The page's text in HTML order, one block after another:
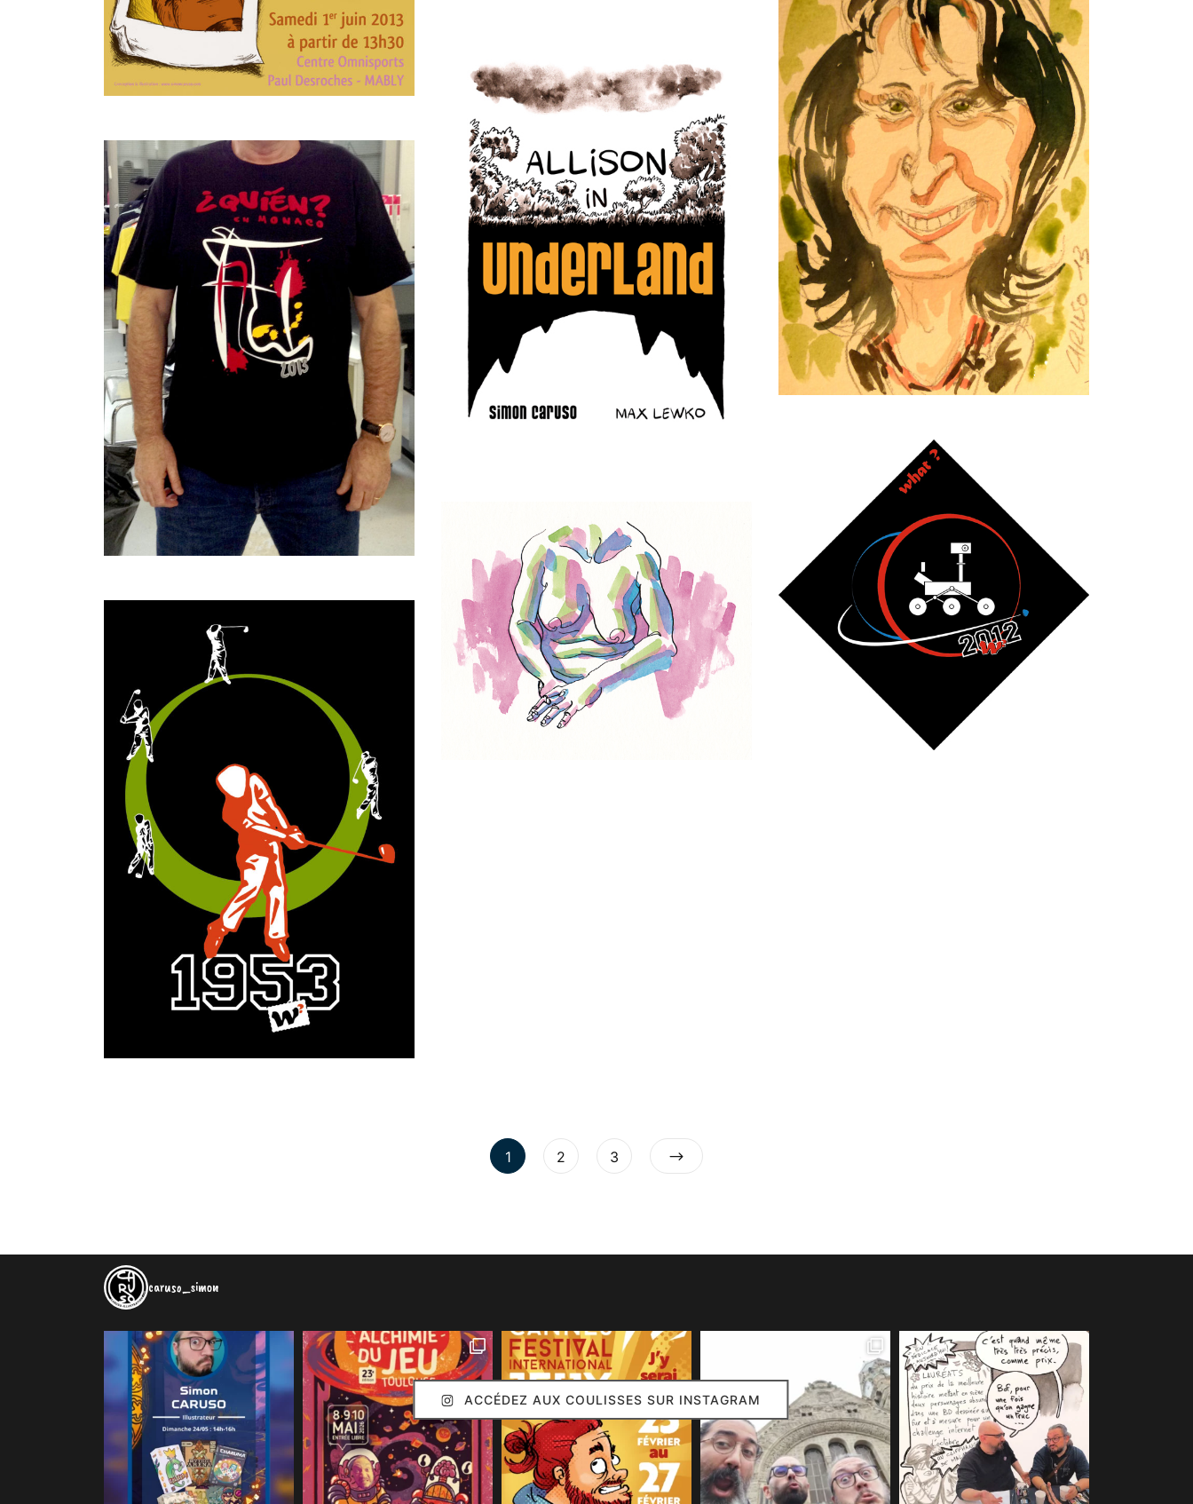
1 2 3
caruso_simon
ACCÉDEZ AUX COULISSES SUR INSTAGRAM